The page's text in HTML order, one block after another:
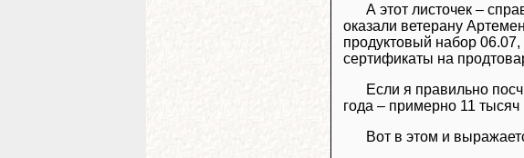
А этот листочек –
оказали ветерану
продуктовый набор
сертификаты на
Если я правильно
года – примерно 11
Вот в этом и